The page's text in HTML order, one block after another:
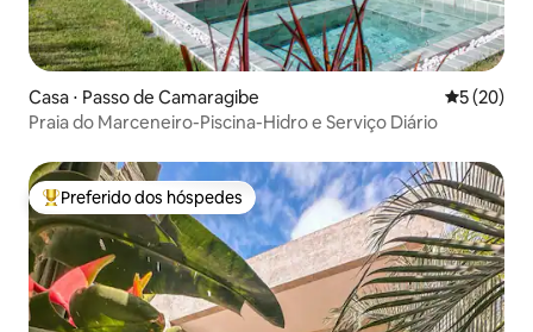
Casa ⋅ Passo de Camaragibe 5 de uma
5 (20)
Praia do Marceneiro-Piscina-Hidro e Serviço Diário
Entre os melhores preferidos dos hóspedes
Preferido dos hóspedes